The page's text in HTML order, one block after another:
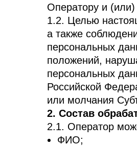
Оператору и
1.2. Целью
а также
персональных
положений,
персональных
Российской
или молчания
2. Состав
2.1. Оператор
ФИО;